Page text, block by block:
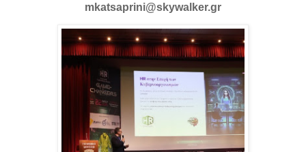
mkatsaprini@skywalker.gr